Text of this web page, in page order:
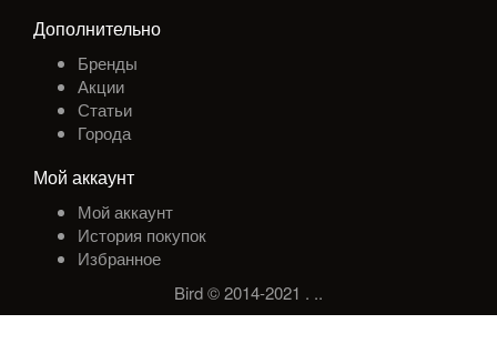
Дополнительно
Бренды
Акции
Статьи
Города
Мой аккаунт
Мой аккаунт
История покупок
Избранное
Bird © 2014-2021 . ..